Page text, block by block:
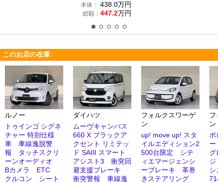
本体： 438.0万円
総額： 447.2万円
このお店の在庫
ルノー
トゥインゴ シグネ
チャー 特別仕様
車 車線逸脱警
報 タッチスクリ
ーンオーディオ
Bカメラ ETC
クルコン シート
ダイハツ
ムーヴキャンバス
660 X ブラックア
クセント リミテッ
ド SAIII スマート
アシスト3 衝突回
避支援ブレーキ
衝突警報 車線逸
フォルクスワーゲ
ン
up! move up! スタ
イルエディション2
500台限定 シテ
ィエマージェンシ
ーブレーキ 革巻
きステアリング
フ
ン
ポ
ー
グ
ジ
シ